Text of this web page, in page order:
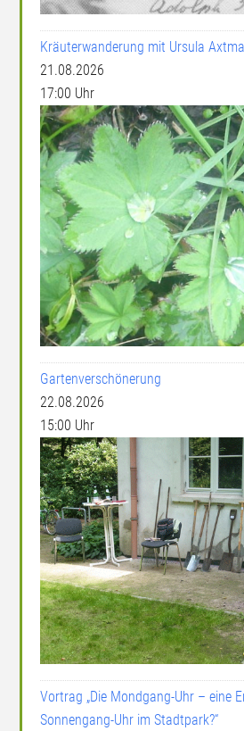
Kräuterwanderung mit Ursula
21.08.2026
17:00 Uhr
Gartenverschönerung
22.08.2026
15:00 Uhr
Vortrag „Die Mondgang-Uhr – eine
Sonnengang-Uhr im Stadtpark?“